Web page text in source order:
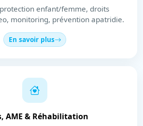
protection enfant/femme, droits
monitoring, prévention apatridie.
En savoir plus
AME & Réhabilitation